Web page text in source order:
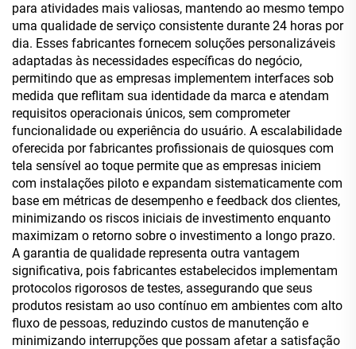
para atividades mais valiosas, mantendo ao mesmo tempo
uma qualidade de serviço consistente durante 24 horas por
dia. Esses fabricantes fornecem soluções personalizáveis
adaptadas às necessidades específicas do negócio,
permitindo que as empresas implementem interfaces sob
medida que reflitam sua identidade da marca e atendam
requisitos operacionais únicos, sem comprometer
funcionalidade ou experiência do usuário. A escalabilidade
oferecida por fabricantes profissionais de quiosques com
tela sensível ao toque permite que as empresas iniciem
com instalações piloto e expandam sistematicamente com
base em métricas de desempenho e feedback dos clientes,
minimizando os riscos iniciais de investimento enquanto
maximizam o retorno sobre o investimento a longo prazo.
A garantia de qualidade representa outra vantagem
significativa, pois fabricantes estabelecidos implementam
protocolos rigorosos de testes, assegurando que seus
produtos resistam ao uso contínuo em ambientes com alto
fluxo de pessoas, reduzindo custos de manutenção e
minimizando interrupções que possam afetar a satisfação